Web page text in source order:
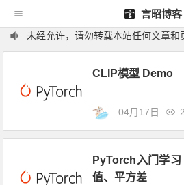
言昭博客
未经允许，请勿转载本站任何文章和
CLIP模型 Demo
04月17日
PyTorch入门学
值、平方差